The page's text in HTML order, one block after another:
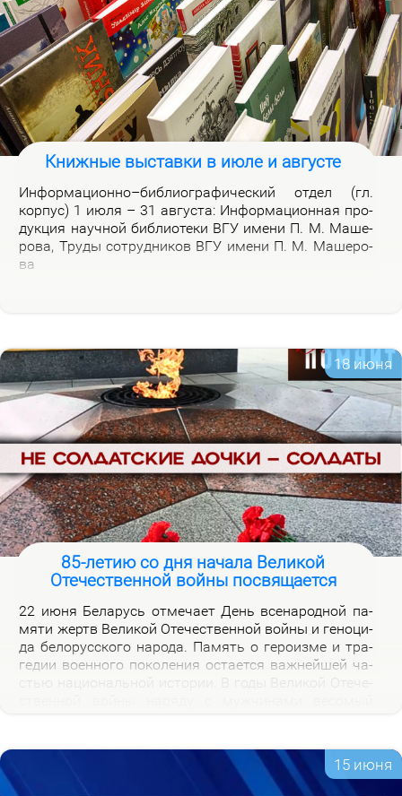
Книжные выставки в июле и августе
Ин­фор­ма­ци­он­но–биб­лио­гра­фи­че­ский от­дел (гл.
кор­пус) 1 июля – 31 ав­гу­ста: Ин­фор­ма­ци­он­ная про­
дук­ция на­уч­ной биб­лио­те­ки ВГУ име­ни П. М. Ма­ше­
ро­ва, Тру­ды со­труд­ни­ков ВГУ име­ни П. М. Ма­ше­ро­
ва
18 июня
85-летию со дня начала Великой
Отечественной войны посвящается
22 июня Бе­ла­русь от­ме­ча­ет День все­на­род­ной па­
мя­ти жертв Ве­ли­кой Оте­че­ствен­ной вой­ны и ге­но­ци­
да бе­ло­рус­ско­го на­ро­да. Па­мять о ге­ро­из­ме и тра­
ге­дии во­ен­но­го по­ко­ле­ния оста­ет­ся важ­ней­шей ча­
ских от­ря­дах.
15 июня